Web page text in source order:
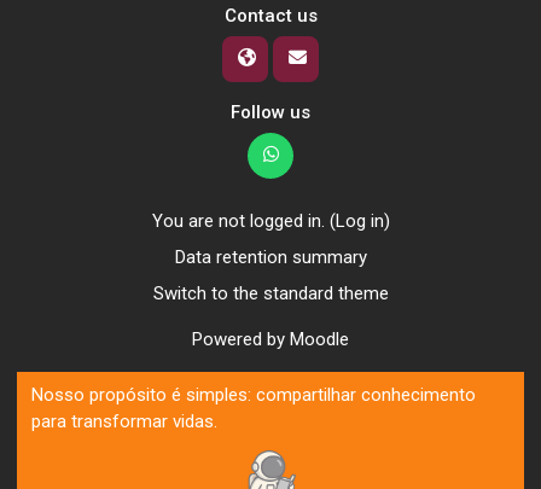
Contact us
Follow us
You are not logged in. (Log in)
Data retention summary
Switch to the standard theme
Powered by Moodle
Nosso propósito é simples: compartilhar conhecimento
para transformar vidas.